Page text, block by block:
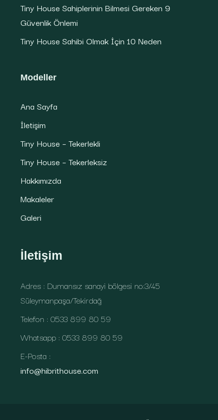
Tiny House Sahiplerinin Bilmesi Gereken 9
Güvenlik Önlemi
Tiny House Sahibi Olmak İçin 10 Neden
Modeller
Ana Sayfa
İletişim
Tiny House – Tekerlekli
Tiny House – Tekerleksiz
Hakkımızda
Makaleler
Galeri
İletişim
Adres : Dumansız sanayi bölgesi no:3/45
Süleymanpaşa/Tekirdağ
Telefon : 0533 899 80 59
Whatsapp : 0533 899 80 59
E-Posta :
info@hibrithouse.com